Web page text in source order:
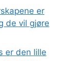
er
de vil gjøre
er den lille